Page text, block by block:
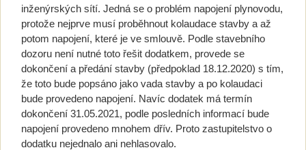
inženýrských sítí. Jedná se o problém napojení plynovodu,
protože nejprve musí proběhnout kolaudace stavby a až
potom napojení, které je ve smlouvě. Podle stavebního
dozoru není nutné toto řešit dodatkem, provede se
dokončení a předání stavby (předpoklad 18.12.2020) s tím,
že toto bude popsáno jako vada stavby a po kolaudaci
bude provedeno napojení. Navíc dodatek má termín
dokončení 31.05.2021, podle posledních informací bude
napojení provedeno mnohem dřív. Proto zastupitelstvo o
dodatku nejednalo ani nehlasovalo.